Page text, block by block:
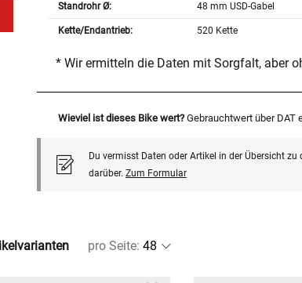
Standrohr Ø: 48 mm USD-Gabel
Kette/Endantrieb: 520 Kette
* Wir ermitteln die Daten mit Sorgfalt, aber
Wieviel ist dieses Bike wert? Gebrauchtwert über DAT
Du vermisst Daten oder Artikel in der Übersicht
darüber. Zum Formular
pro Seite: